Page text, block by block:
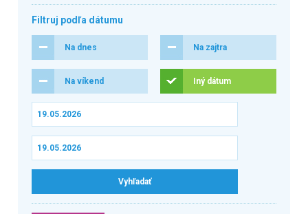
Filtruj podľa dátumu
Na dnes Na zajtra
Na víkend Iný dátum